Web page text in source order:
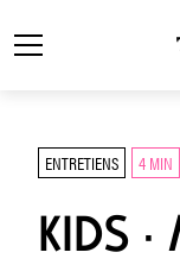
ENTRETIENS 4 MIN
KIDS ·